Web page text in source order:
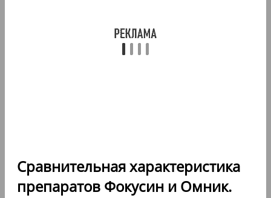
Сравнительная характеристика
препаратов Фокусин и Омник.